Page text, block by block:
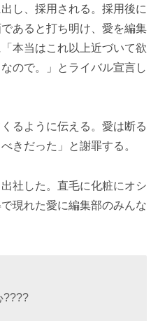
し、採用される。採用後に
あると打ち明け、愛を編集
本当はこれ以上近づいて欲
ので。」とライバル宣言し
るように伝える。愛は断る
きだった」と謝罪する。
社した。直毛に化粧にオシ
現れた愛に編集部のみんな
????